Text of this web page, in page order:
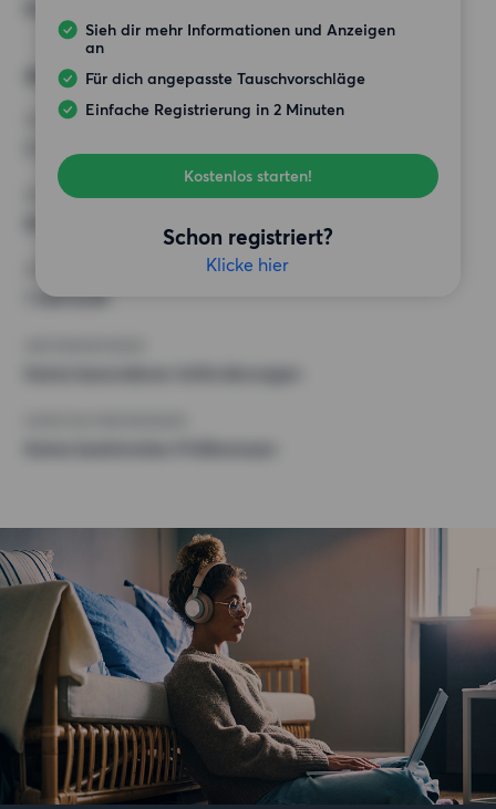
Sieh dir mehr Informationen und Anzeigen
an
Für dich angepasste Tauschvorschläge
Einfache Registrierung in 2 Minuten
Kostenlos starten!
Schon registriert?
Klicke hier
Alternative Wünsche
ZIMMER
MINDESTANZAHL AN QUADRATMETERN
1 300 EUR